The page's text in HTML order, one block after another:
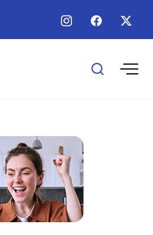
Mulher realiza capacitação